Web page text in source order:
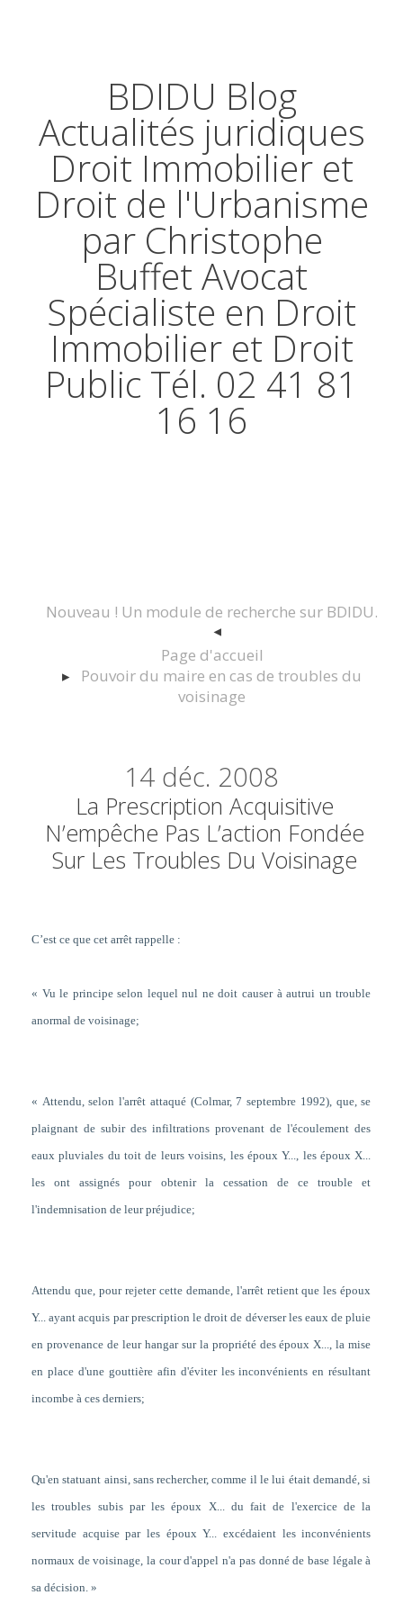
BDIDU Blog
Actualités juridiques
Droit Immobilier et
Droit de l'Urbanisme
par Christophe
Buffet Avocat
Spécialiste en Droit
Immobilier et Droit
Public Tél. 02 41 81
16 16
Nouveau ! Un module de recherche sur BDIDU.
Page d'accueil
Pouvoir du maire en cas de troubles du
voisinage
14 déc. 2008
La Prescription Acquisitive
N’empêche Pas L’action Fondée
Sur Les Troubles Du Voisinage
C’est ce que cet arrêt rappelle :
« Vu le principe selon lequel nul ne doit causer à autrui un trouble
anormal de voisinage;
« Attendu,selon l'arrêt attaqué (Colmar, 7 septembre 1992), que, se
plaignant de subir des infiltrations provenant de l'écoulement des
eaux pluviales du toit de leurs voisins, les époux Y..., les époux X...
les ont assignés pour obtenir la cessation de ce trouble et
l'indemnisation de leur préjudice;
Attendu que, pour rejeter cette demande, l'arrêt retient que les époux
Y... ayant acquis par prescription le droit de déverser les eaux de pluie
en provenance de leur hangar sur la propriété des époux X..., la mise
en place d'une gouttière afin d'éviter les inconvénients en résultant
incombe à ces derniers;
Qu'en statuant ainsi, sans rechercher, comme il le lui était demandé,si
les troubles subis par les époux X... du fait de l'exercice de la
servitude acquise par les époux Y... excédaient les inconvénients
normaux de voisinage, la cour d'appel n'a pas donné de base légale à
sa décision. »